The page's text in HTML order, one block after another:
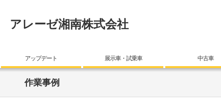
アレーゼ湘南株式会社
アップデート 展示車・試乗車 中古車
作業事例